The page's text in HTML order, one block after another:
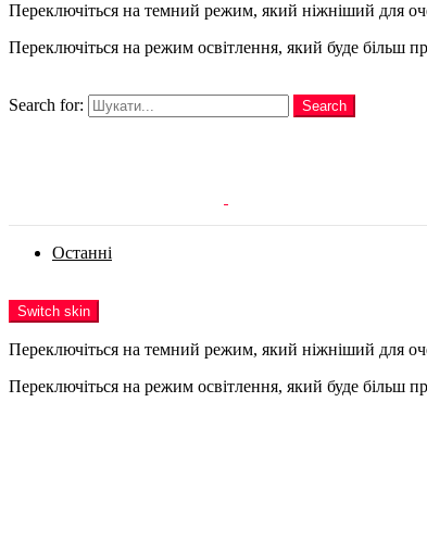
Переключіться на темний режим, який ніжніший для
Переключіться на режим освітлення, який буде більш
Search for:
Search
Останні
Switch skin
Переключіться на темний режим, який ніжніший для
Переключіться на режим освітлення, який буде більш